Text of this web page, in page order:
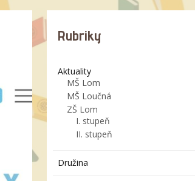
Rubriky
Aktuality
MŠ Lom
MŠ Loučná
ZŠ Lom
I. stupeň
II. stupeň
Družina